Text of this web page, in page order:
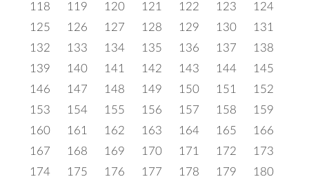
118
119 120 121 122 123
124
125
126 127 128 129 130
131
132
133 134 135 136 137
138
139
140 141 142 143 144
145
146
147 148 149 150 151
152
153
154 155 156 157 158
159
160
161 162 163 164 165
166
167
168 169 170 171 172
173
174
175 176 177 178 179
180